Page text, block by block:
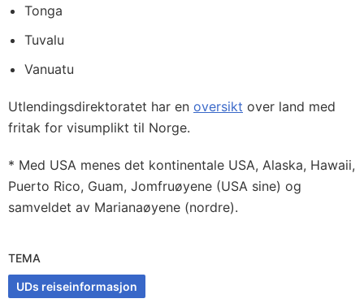
Tonga
Tuvalu
Vanuatu
Utlendingsdirektoratet har en oversikt over land med
fritak for visumplikt til Norge.
* Med USA menes det kontinentale USA, Alaska, Hawaii,
Puerto Rico, Guam, Jomfruøyene (USA sine) og
samveldet av Marianaøyene (nordre).
TEMA
UDs reiseinformasjon